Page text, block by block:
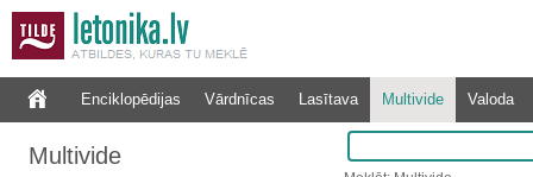
Enciklopēdijas Vārdnīcas Lasītava Multivide Valoda
Multivide